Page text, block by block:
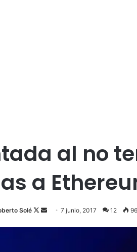
al no
a
Solé
F
7 junio, 2017 12